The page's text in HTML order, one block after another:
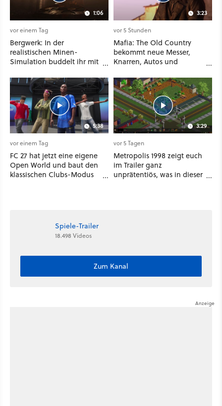
1:06
vor einem Tag
Bergwerk: In der
realistischen Minen-
Simulation buddelt ihr mit
möglichst vorsichtig Kohle
3:23
vor 5 Stunden
Mafia: The Old Country
bekommt neue Messer,
Knarren, Autos und
hat mehr dabei als nur
Story
5:38
vor einem Tag
FC 27 hat jetzt eine eigene
Open World und baut den
klassischen Clubs-Modus
3:29
vor 5 Tagen
Metropolis 1998 zeigt euch
im Trailer ganz
unprätentiös, was in dieser
Spiele-Trailer
18.498 Videos
Zum Kanal